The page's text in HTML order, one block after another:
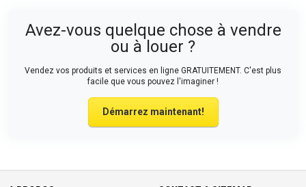
Avez-vous quelque chose à vendre
ou à louer ?
Vendez vos produits et services en ligne GRATUITEMENT. C'est plus
facile que vous pouvez l'imaginer !
Démarrez maintenant!